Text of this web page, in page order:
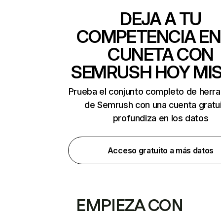
DEJA A TU
COMPETENCIA
CUNETA CON
SEMRUSH HOY
Prueba el conjunto completo de
de Semrush con una cuenta
profundiza en los datos
Acceso gratuito a más datos
EMPIEZA CON